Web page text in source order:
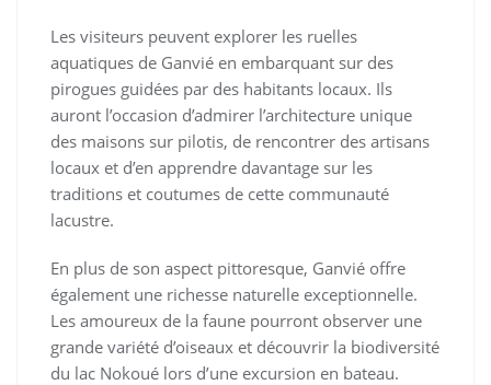
Les visiteurs peuvent explorer les ruelles
aquatiques de Ganvié en embarquant sur des
pirogues guidées par des habitants locaux. Ils
auront l’occasion d’admirer l’architecture unique
des maisons sur pilotis, de rencontrer des artisans
locaux et d’en apprendre davantage sur les
traditions et coutumes de cette communauté
lacustre.
En plus de son aspect pittoresque, Ganvié offre
également une richesse naturelle exceptionnelle.
Les amoureux de la faune pourront observer une
grande variété d’oiseaux et découvrir la biodiversité
du lac Nokoué lors d’une excursion en bateau.